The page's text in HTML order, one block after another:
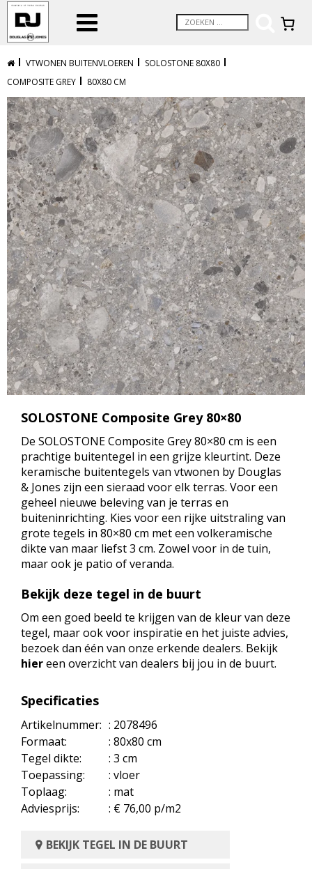
VTWONEN BUITENVLOEREN
SOLOSTONE 80X80
COMPOSITE GREY
80X80 CM
SOLOSTONE Composite Grey 80×80
De SOLOSTONE Composite Grey 80×80 cm is een
prachtige buitentegel in een grijze kleurtint. Deze
keramische buitentegels van vtwonen by Douglas
& Jones zijn een sieraad voor elk terras. Voor een
geheel nieuwe beleving van je terras en
buiteninrichting. Kies voor een rijke uitstraling van
grote tegels in 80×80 cm met een volkeramische
dikte van maar liefst 3 cm. Zowel voor in de tuin,
maar ook je patio of veranda.
Bekijk deze tegel in de buurt
Om een goed beeld te krijgen van de kleur van deze
tegel, maar ook voor inspiratie en het juiste advies,
bezoek dan één van onze erkende dealers. Bekijk
hiereen overzicht van dealers bij jou in de buurt.
Specificaties
Artikelnummer: : 2078496
Formaat:
: 80x80 cm
Tegel dikte:
: 3 cm
Toepassing:
: vloer
Toplaag:
: mat
Adviesprijs:
: € 76,00 p/m2
BEKIJK TEGEL IN DE BUURT